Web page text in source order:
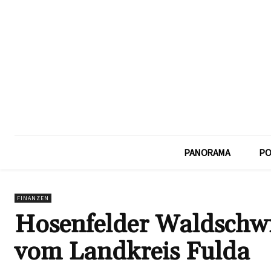
PANORAMA
FINANZEN
Hosenfelder
vom Landkreis Fulda